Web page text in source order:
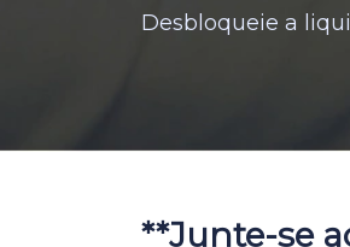
Desbloqueie a
**Junte-se